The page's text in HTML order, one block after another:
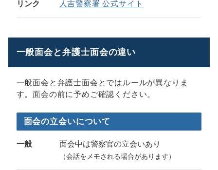
リンク 人吉警察署 公式サイト
一般面会と弁護士面会の違い
一般面会と弁護士面会とではルールが異なりま
す。面会の前に予めご確認ください。
面会の立会いについて
一般 面会中は警察官の立会いあり
（会話をメモされる場合があります）